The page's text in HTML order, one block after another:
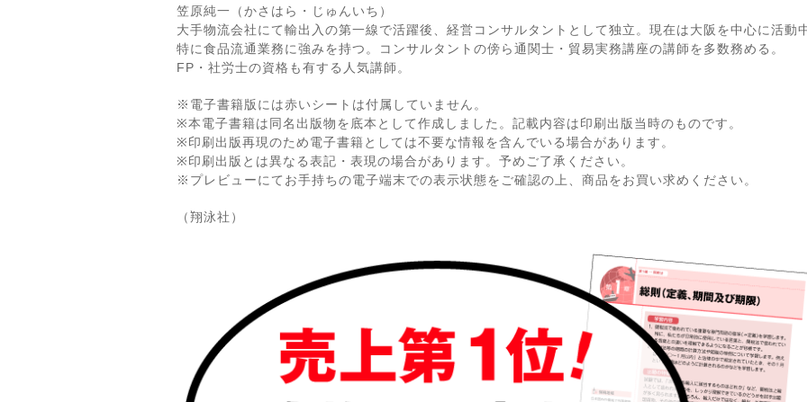
笠原純一（かさはら・じゅんいち）
大手物流会社にて輸出入の第一線で活躍後、経営コンサルタントとして独立。現在は大阪を中心に活動
特に食品流通業務に強みを持つ。コンサルタントの傍ら通関士・貿易実務講座の講師を多数務める。
FP・社労士の資格も有する人気講師。
※電子書籍版には赤いシートは付属していません。
※本電子書籍は同名出版物を底本として作成しました。記載内容は印刷出版当時のものです。
※印刷出版再現のため電子書籍としては不要な情報を含んでいる場合があります。
※印刷出版とは異なる表記・表現の場合があります。予めご了承ください。
※プレビューにてお手持ちの電子端末での表示状態をご確認の上、商品をお買い求めください。
（翔泳社）